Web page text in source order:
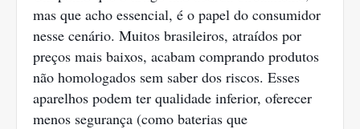
mas que acho essencial, é o papel do consumidor
nesse cenário. Muitos brasileiros, atraídos por
preços mais baixos, acabam comprando produtos
não homologados sem saber dos riscos. Esses
aparelhos podem ter qualidade inferior, oferecer
menos segurança (como baterias que